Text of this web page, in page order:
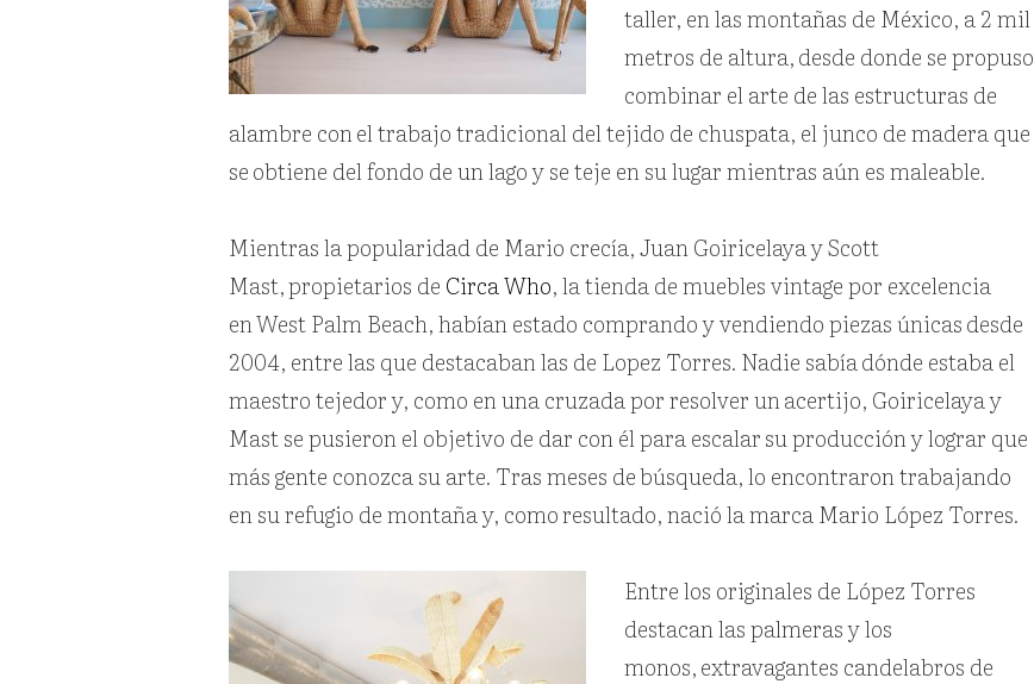
taller, en las montañas de México, a 2 mil
metros de altura,desde donde se propuso
combinar el arte de las estructuras de
alambre conel trabajo tradicional del tejido de chuspata, el junco de madera que
seobtiene del fondo de un lago y se teje en su lugar mientras aún es maleable.
Mientras la popularidad de Mario crecía, Juan Goiricelaya y Scott
Mast,propietarios de Circa Who, la tienda de muebles vintage por excelencia
enWest Palm Beach, habían estado comprando y vendiendo piezas únicasdesde
2004, entre las que destacaban las de Lopez Torres. Nadie sabíadónde estaba el
maestro tejedor y, como en una cruzada por resolver unacertijo, Goiricelaya y
Mast se pusieron el objetivo de dar con él para escalarsu producción y lograr que
más gente conozca su arte. Tras meses debúsqueda, lo encontraron trabajando
en su refugio de montaña y, comoresultado, nació la marca Mario López Torres.
Entre los originales de López Torres
destacan las palmeras y los
monos,extravagantes candelabros de